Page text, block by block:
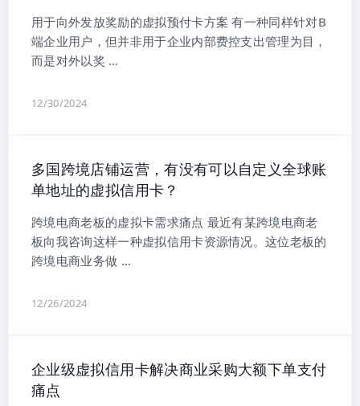
用于向外发放奖励的虚拟预付卡方案 有一种同样针对B
端企业用户，但并非用于企业内部费控支出管理为目，
而是对外以奖 …
12/30/2024
多国跨境店铺运营，有没有可以自定义全球账
单地址的虚拟信用卡？
跨境电商老板的虚拟卡需求痛点 最近有某跨境电商老
板向我咨询这样一种虚拟信用卡资源情况。这位老板的
跨境电商业务做 …
12/26/2024
企业级虚拟信用卡解决商业采购大额下单支付
痛点